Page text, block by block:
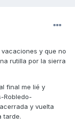
y que no
rutilla por la sierra
final me lié y
Robledo-
y vuelta
tarde.